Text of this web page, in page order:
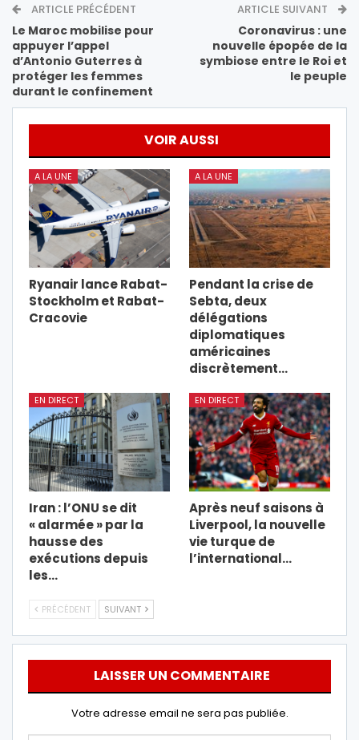
ARTICLE PRÉCÉDENT
Le Maroc mobilise pour
appuyer l’appel
d’Antonio Guterres à
protéger les femmes
durant le confinement
ARTICLE SUIVANT
Coronavirus : une
nouvelle épopée de la
symbiose entre le Roi et
le peuple
VOIR AUSSI
A LA UNE
Ryanair lance Rabat-
Stockholm et Rabat-
Cracovie
A LA UNE
Pendant la crise de
Sebta, deux
délégations
diplomatiques
américaines
discrètement…
EN DIRECT
Iran : l’ONU se dit
« alarmée » par la
hausse des
exécutions depuis
les…
EN DIRECT
Après neuf saisons à
Liverpool, la nouvelle
vie turque de
l’international…
PRÉCÉDENT SUIVANT
LAISSER UN COMMENTAIRE
Votre adresse email ne sera pas publiée.